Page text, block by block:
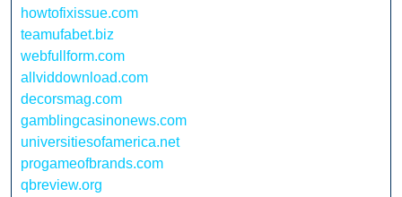
howtofixissue.com
teamufabet.biz
webfullform.com
allviddownload.com
decorsmag.com
gamblingcasinonews.com
universitiesofamerica.net
progameofbrands.com
qbreview.org